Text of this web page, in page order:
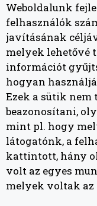
Weboldalunk
felhasználók
javításának
melyek lehetővé
információt
hogyan
Ezek a sütik nem
beazonosítani,
mint pl. hogy
látogatónk, a
kattintott, hány
volt az egyes
melyek voltak az